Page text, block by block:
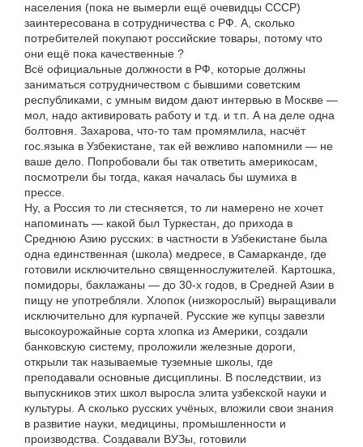
населения (пока не вымерли ещё очевидцы СССР)
заинтересована в сотрудничества с РФ. А, сколько
потребителей покупают российские товары, потому что
они ещё пока качественные ?
Всё официальные должности в РФ, которые должны
заниматься сотрудничеством с бывшими советским
республиками, с умным видом дают интервью в Москве —
мол, надо активировать работу и т.д. и т.п. А на деле одна
болтовня. Захарова, что-то там промямлила, насчёт
гос.языка в Узбекистане, так ей вежливо напомнили — не
ваше дело. Попробовали бы так ответить америкосам,
посмотрели бы тогда, какая началась бы шумиха в
прессе.
Ну, а Россия то ли стесняется, то ли намерено не хочет
напоминать — какой был Туркестан, до прихода в
Среднюю Азию русских: в частности в Узбекистане была
одна единственная (школа) медресе, в Самарканде, где
готовили исключительно священнослужителей. Картошка,
помидоры, баклажаны — до 30-х годов, в Средней Азии в
пищу не употребляли. Хлопок (низкорослый) выращивали
исключительно для курпачей. Русские же купцы завезли
высокоурожайные сорта хлопка из Америки, создали
банковскую систему, проложили железные дороги,
открыли так называемые туземные школы, где
преподавали основные дисциплины. В последствии, из
выпускников этих школ выросла элита узбекской науки и
культуры. А сколько русских учёных, вложили свои знания
в развитие науки, медицины, промышленности и
производства. Создавали ВУЗы, готовили